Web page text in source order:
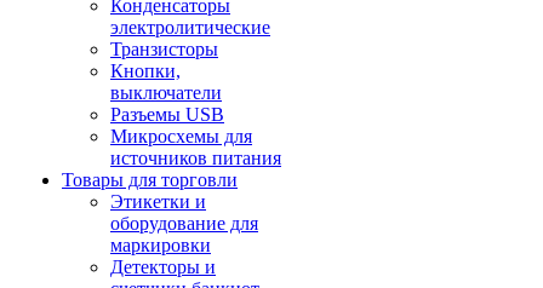
Конденсаторы
электролитические
Транзисторы
Кнопки,
выключатели
Разъемы USB
Микросхемы для
источников питания
Товары для торговли
Этикетки и
оборудование для
маркировки
Детекторы и